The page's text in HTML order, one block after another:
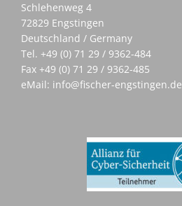
Schlehenweg 4
72829 Engstingen
Deutschland / Germany
Tel. +49 (0) 71 29 / 9362-484
Fax +49 (0) 71 29 / 9362-485
eMail: info@fischer-engstingen.de